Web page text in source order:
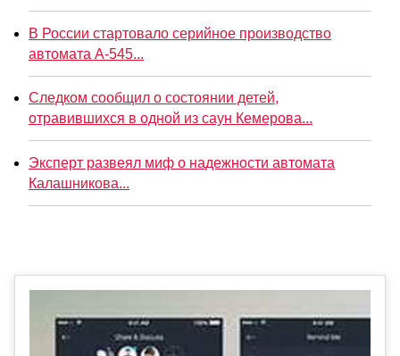
В России стартовало серийное производство
автомата А-545...
Следком сообщил о состоянии детей,
отравившихся в одной из саун Кемерова...
Эксперт развеял миф о надежности автомата
Калашникова...